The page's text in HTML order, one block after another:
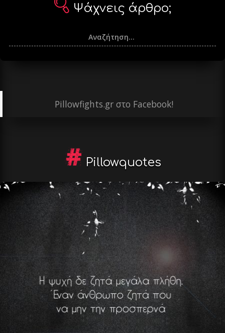
Ψάχνεις άρθρο;
Pillowfights.gr στο Facebook!
Pillowquotes